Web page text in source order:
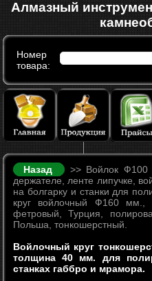
Алмазный
Номер
товара:
Назад
>> Войлок Ф100
держателе, ленте липучке,
на болгарку и станки для
круг войлочный Ф160
фетровый, Турция,
Польша, тонкошерстный.
Войлочный круг
толщина 40 мм. для
станках габбро и мрамора.